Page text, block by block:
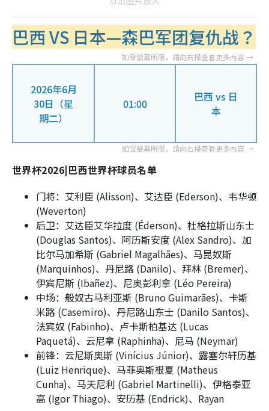
巴西 VS 日本—森巴军团复仇战？
2026年6月
30日（星
期二）
01:00
巴西 vs 日
本
世界杯2026|巴西世界杯球员名单
门将：艾利臣 (Alisson)、艾达臣 (Ederson)、韦华顿
(Weverton)
后卫：艾达臣艾华拉度 (Éderson)、杜格拉斯山东士
(Douglas Santos)、阿历斯安度 (Alex Sandro)、加
比尔马加希斯 (Gabriel Magalhães)、马昆奴斯
(Marquinhos)、丹尼路 (Danilo)、拜林 (Bremer)、
伊宾尼斯 (Ibañez)、尼奥彭利拿 (Léo Pereira)
中场：般奴古马利亚斯 (Bruno Guimarães)、卡斯
米路 (Casemiro)、丹尼路山东士 (Danilo Santos)、
法宾奴 (Fabinho)、卢卡斯柏基达 (Lucas
Paquetá)、云尼拿 (Raphinha)、尼马 (Neymar)
前锋：云尼斯奥斯 (Vinícius Júnior)、露塞尔轩历基
(Luiz Henrique)、马菲奥斯根夏 (Matheus
Cunha)、马天尼利 (Gabriel Martinelli)、伊格泰亚
高 (Igor Thiago)、安历基 (Endrick)、Rayan